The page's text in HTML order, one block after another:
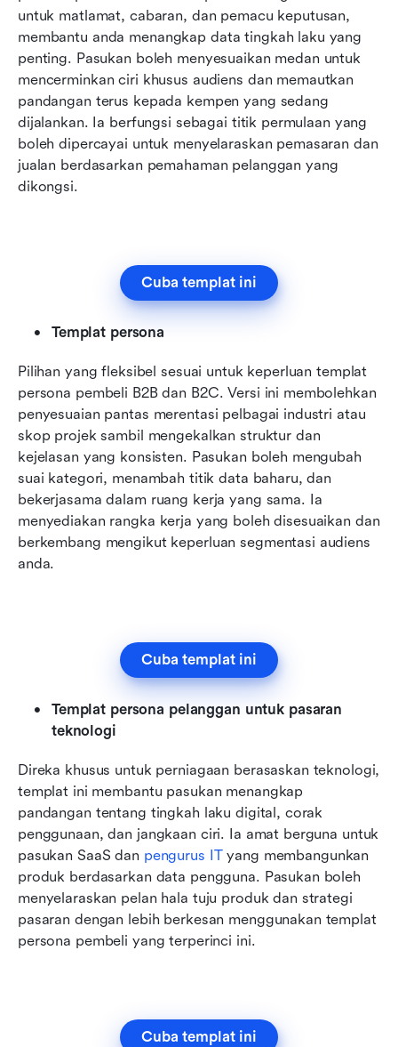
untuk matlamat, cabaran, dan pemacu keputusan,
membantu anda menangkap data tingkah laku yang
penting. Pasukan boleh menyesuaikan medan untuk
mencerminkan ciri khusus audiens dan memautkan
pandangan terus kepada kempen yang sedang
dijalankan. Ia berfungsi sebagai titik permulaan yang
boleh dipercayai untuk menyelaraskan pemasaran dan
jualan berdasarkan pemahaman pelanggan yang
dikongsi.
Cuba templat ini
Templat persona
Pilihan yang fleksibel sesuai untuk keperluan templat
persona pembeli B2B dan B2C. Versi ini membolehkan
penyesuaian pantas merentasi pelbagai industri atau
skop projek sambil mengekalkan struktur dan
kejelasan yang konsisten. Pasukan boleh mengubah
suai kategori, menambah titik data baharu, dan
bekerjasama dalam ruang kerja yang sama. Ia
menyediakan rangka kerja yang boleh disesuaikan dan
berkembang mengikut keperluan segmentasi audiens
anda.
Cuba templat ini
Templat persona pelanggan untuk pasaran
teknologi
Direka khusus untuk perniagaan berasaskan teknologi,
templat ini membantu pasukan menangkap
pandangan tentang tingkah laku digital, corak
penggunaan, dan jangkaan ciri. Ia amat berguna untuk
pasukan SaaS dan pengurus IT yang membangunkan
produk berdasarkan data pengguna. Pasukan boleh
menyelaraskan pelan hala tuju produk dan strategi
pasaran dengan lebih berkesan menggunakan templat
persona pembeli yang terperinci ini.
Cuba templat ini